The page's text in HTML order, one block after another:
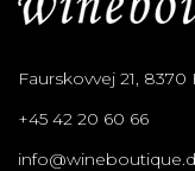
Faurskovvej 21, 8370
+45 42 20 60 66